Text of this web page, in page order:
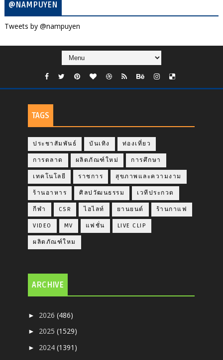
@NAMPUYEN
Tweets by @nampuyen
TAGS
ประชาสัมพันธ์ บันเทิง ท่องเที่ยว
การตลาด ผลิตภัณฑ์ใหม่ การศึกษา
เทคโนโลยี ราชการ สุขภาพและความงาม
ร้านอาหาร ศิลปวัฒนธรรม เวทีประกวด
กีฬา CSR ไฮไลท์ ยานยนต์ ร้านกาแฟ
VIDEO MV แฟชั่น LIVE CLIP
ผลิตภัณฑ์ใหม
ARCHIVE
► 2026(486)
► 2025(1529)
► 2024(1391)